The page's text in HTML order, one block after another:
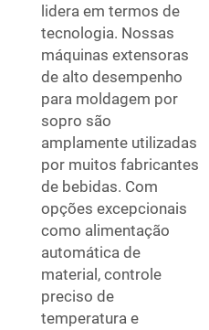
lidera em termos de
tecnologia. Nossas
máquinas extensoras
de alto desempenho
para moldagem por
sopro são
amplamente utilizadas
por muitos fabricantes
de bebidas. Com
opções excepcionais
como alimentação
automática de
material, controle
preciso de
temperatura e